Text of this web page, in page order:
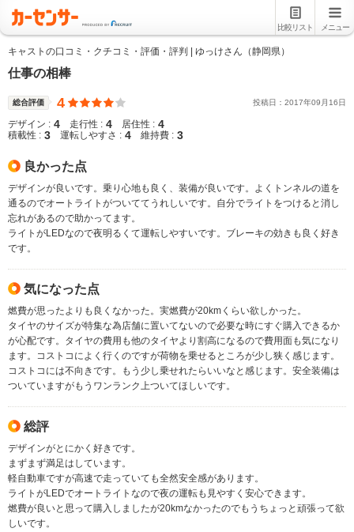
比較リスト メニュー
キャストの口コミ・クチコミ・評価・評判 | ゆっけさん（静岡県）
仕事の相棒
総合評価 4 投稿日： 2017年09 月 16日
デザイン : 4 走行性 : 4 居住性 : 4
積載性 : 3 運転しやすさ : 4 維持費 : 3
良かった点
デザインが良いです。乗り心地も良く、装備が良いです。よくトンネルの道を
通るのでオートライトがついててうれしいです。自分でライトをつけると消し
忘れがあるので助かってます。
ライトがLEDなので夜明るくて運転しやすいです。ブレーキの効きも良く好き
です。
気になった点
燃費が思ったよりも良くなかった。実燃費が20kmくらい欲しかった。
タイヤのサイズが特集な為店舗に置いてないので必要な時にすぐ購入できるか
が心配です。タイヤの費用も他のタイヤより割高になるので費用面も気になり
ます。コストコによく行くのですが荷物を乗せるところが少し狭く感じます。
コストコには不向きです。もう少し乗せれたらいいなと感じます。安全装備は
ついていますがもうワンランク上ついてほしいです。
総評
デザインがとにかく好きです。
まずまず満足はしています。
軽自動車ですが高速で走っていても全然安全感があります。
ライトがLEDでオートライトなので夜の運転も見やすく安心できます。
燃費が良いと思って購入しましたが20kmなかったのでもうちょっと頑張って欲
しいです。